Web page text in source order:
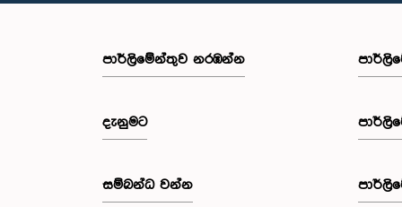
පාර්ලි‌මේන්තුව නරඹන්න
දැනුමට
සම්බන්ධ වන්න